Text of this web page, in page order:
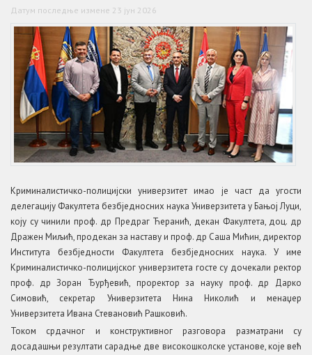
Датум последње измене 23 јун 2026
Криминалистичко-полицијски универзитет имао је част да угости
делегацију Факултета безбједносних наука Универзитета у Бањој Луци,
коју су чинили проф. др Предраг Ћеранић, декан Факултета, доц. др
Дражен Миљић, продекан за наставу и проф. др Саша Мићин, директор
Института безбједности Факултета безбједносних наука. У име
Криминалистичко-полицијског универзитета госте су дочекали ректор
проф. др Зоран Ђурђевић, проректор за науку проф. др Дарко
Симовић, секретар Универзитета Нина Николић и менаџер
Универзитета Ивана Стевановић Рашковић.
Током срдачног и конструктивног разговора разматрани су
досадашњи резултати сарадње две високошколске установе, које већ